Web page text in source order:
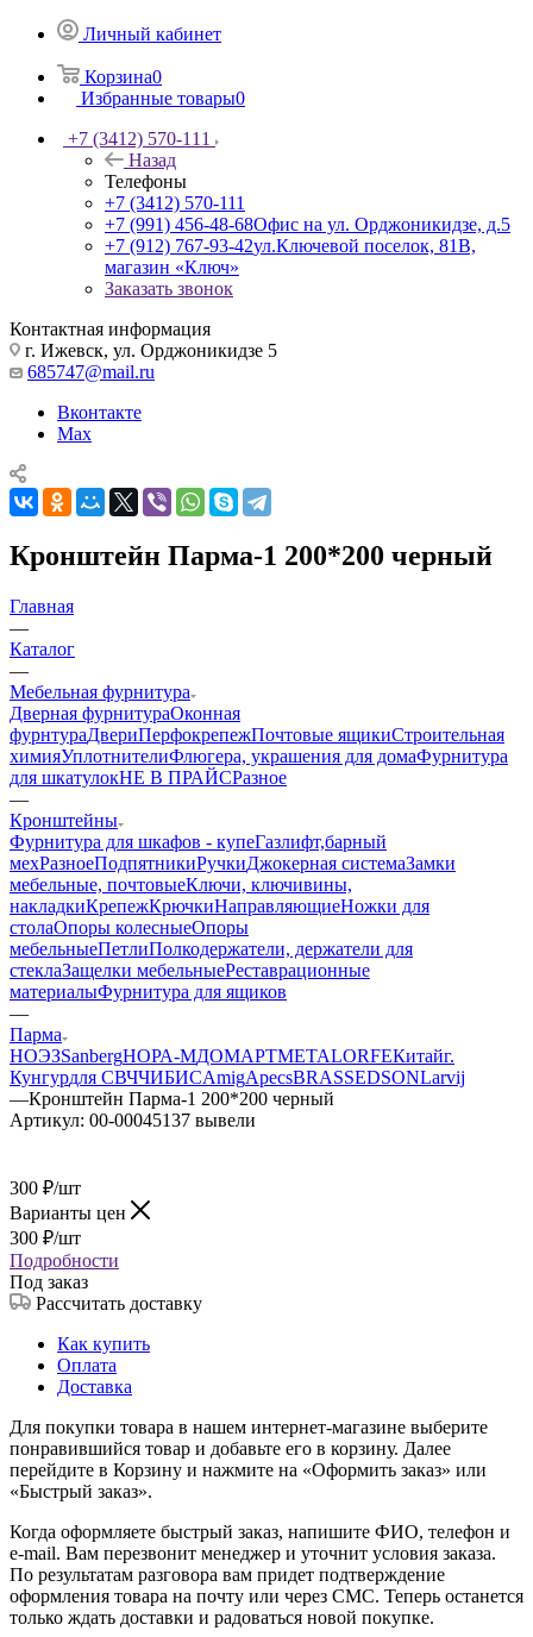
Личный кабинет
Корзина0
Избранные товары0
+7 (3412) 570-111
Назад
Телефоны
+7 (3412) 570-111
+7 (991) 456-48-68Офис на ул. Орджоникидзе, д.5
+7 (912) 767-93-42ул.Ключевой поселок, 81В,
магазин «Ключ»
Заказать звонок
Контактная информация
г. Ижевск, ул. Орджоникидзе 5
685747@mail.ru
Вконтакте
Max
Кронштейн Парма-1 200*200 черный
Главная
—
Каталог
—
Мебельная фурнитура
Дверная фурнитураОконная
фурнтураДвериПерфокрепежПочтовые ящикиСтроительная
химияУплотнителиФлюгера, украшения для домаФурнитура
для шкатулокНЕ В ПРАЙСРазное
—
Кронштейны
Фурнитура для шкафов - купеГазлифт,барный
мехРазноеПодпятникиРучкиДжокерная системаЗамки
мебельные, почтовыеКлючи, ключивины,
накладкиКрепежКрючкиНаправляющиеНожки для
столаОпоры колесныеОпоры
мебельныеПетлиПолкодержатели, держатели для
стеклаЗащелки мебельныеРеставрационные
материалыФурнитура для ящиков
—
Парма
НОЭЗSanbergНОРА-МДОМАРТMETALORFEКитайг.
Кунгурдля СВЧЧИБИСAmigApecsBRASSEDSONLarvij
—Кронштейн Парма-1 200*200 черный
Артикул: 00-00045137 вывели
300 ₽/шт
Варианты цен
300 ₽/шт
Подробности
Под заказ
Рассчитать доставку
Как купить
Оплата
Доставка
Для покупки товара в нашем интернет-магазине выберите
понравившийся товар и добавьте его в корзину. Далее
перейдите в Корзину и нажмите на «Оформить заказ» или
«Быстрый заказ».
Когда оформляете быстрый заказ, напишите ФИО, телефон и
e-mail. Вам перезвонит менеджер и уточнит условия заказа.
По результатам разговора вам придет подтверждение
оформления товара на почту или через СМС. Теперь останется
только ждать доставки и радоваться новой покупке.